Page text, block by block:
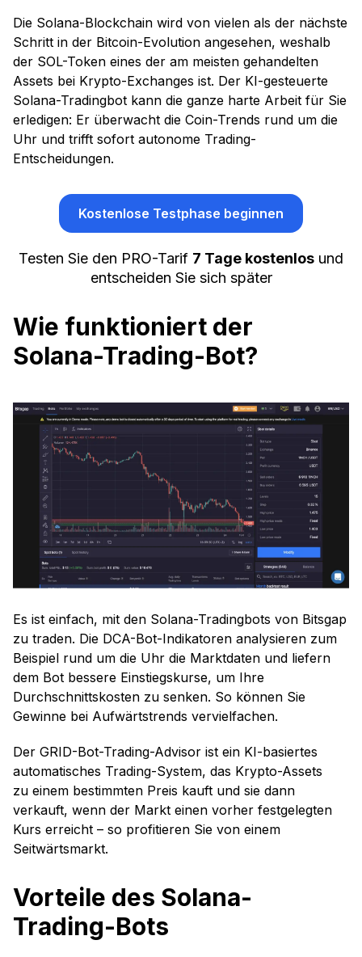
Die Solana-Blockchain wird von vielen als der nächste
Schritt in der Bitcoin-Evolution angesehen, weshalb
der SOL-Token eines der am meisten gehandelten
Assets bei Krypto-Exchanges ist. Der KI-gesteuerte
Solana-Tradingbot kann die ganze harte Arbeit für Sie
erledigen: Er überwacht die Coin-Trends rund um die
Uhr und trifft sofort autonome Trading-
Entscheidungen.
Kostenlose Testphase beginnen
Testen Sie den PRO-Tarif 7 Tage kostenlos und
entscheiden Sie sich später
Wie funktioniert der
Solana-Trading-Bot?
Es ist einfach, mit den Solana-Tradingbots von Bitsgap
zu traden. Die DCA-Bot-Indikatoren analysieren zum
Beispiel rund um die Uhr die Marktdaten und liefern
dem Bot bessere Einstiegskurse, um Ihre
Durchschnittskosten zu senken. So können Sie
Gewinne bei Aufwärtstrends vervielfachen.
Der GRID-Bot-Trading-Advisor ist ein KI-basiertes
automatisches Trading-System, das Krypto-Assets
zu einem bestimmten Preis kauft und sie dann
verkauft, wenn der Markt einen vorher festgelegten
Kurs erreicht – so profitieren Sie von einem
Seitwärtsmarkt.
Vorteile des Solana-
Trading-Bots